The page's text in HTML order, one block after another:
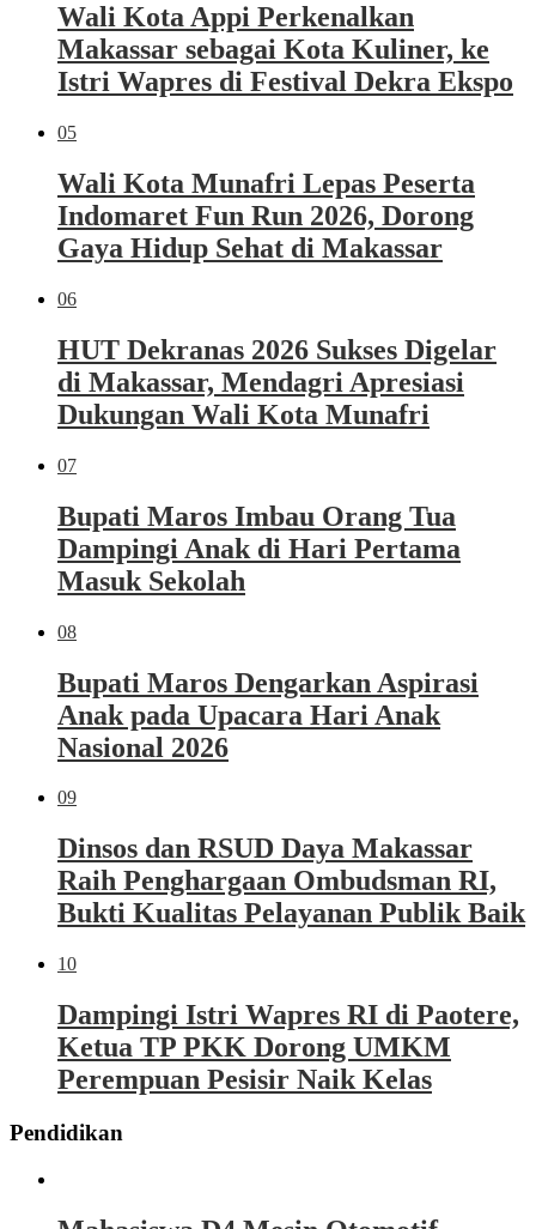
Wali Kota Appi Perkenalkan
Makassar sebagai Kota Kuliner, ke
Istri Wapres di Festival Dekra Ekspo
05
Wali Kota Munafri Lepas Peserta
Indomaret Fun Run 2026, Dorong
Gaya Hidup Sehat di Makassar
06
HUT Dekranas 2026 Sukses Digelar
di Makassar, Mendagri Apresiasi
Dukungan Wali Kota Munafri
07
Bupati Maros Imbau Orang Tua
Dampingi Anak di Hari Pertama
Masuk Sekolah
08
Bupati Maros Dengarkan Aspirasi
Anak pada Upacara Hari Anak
Nasional 2026
09
Dinsos dan RSUD Daya Makassar
Raih Penghargaan Ombudsman RI,
Bukti Kualitas Pelayanan Publik Baik
10
Dampingi Istri Wapres RI di Paotere,
Ketua TP PKK Dorong UMKM
Perempuan Pesisir Naik Kelas
Pendidikan